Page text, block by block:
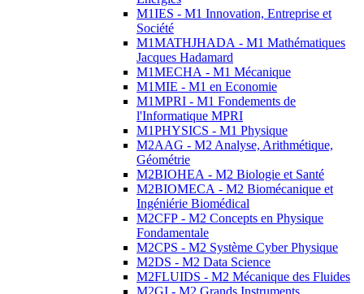
M1IES - M1 Innovation, Entreprise et
Société
M1MATHJHADA - M1 Mathématiques
Jacques Hadamard
M1MECHA - M1 Mécanique
M1MIE - M1 en Economie
M1MPRI - M1 Fondements de
l'Informatique MPRI
M1PHYSICS - M1 Physique
M2AAG - M2 Analyse, Arithmétique,
Géométrie
M2BIOHEA - M2 Biologie et Santé
M2BIOMECA - M2 Biomécanique et
Ingéniérie Biomédical
M2CFP - M2 Concepts en Physique
Fondamentale
M2CPS - M2 Système Cyber Physique
M2DS - M2 Data Science
M2FLUIDS - M2 Mécanique des Fluides
M2GI - M2 Grands Instruments